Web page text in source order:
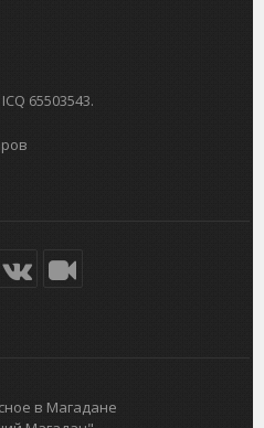
65503543.
в Магадане